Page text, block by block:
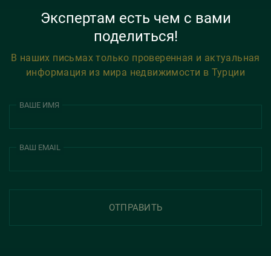
Экспертам есть чем с вами
поделиться!
В наших письмах только проверенная и актуальная
информация из мира недвижимости в Турции
ВАШЕ ИМЯ
ВАШ EMAIL
ОТПРАВИТЬ